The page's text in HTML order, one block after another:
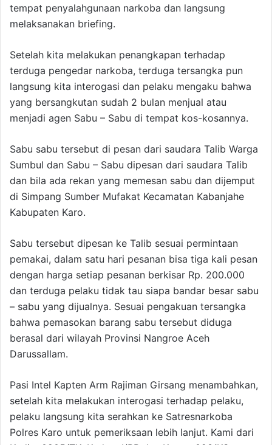
tempat penyalahgunaan narkoba dan langsung
melaksanakan briefing.
Setelah kita melakukan penangkapan terhadap
terduga pengedar narkoba, terduga tersangka pun
langsung kita interogasi dan pelaku mengaku bahwa
yang bersangkutan sudah 2 bulan menjual atau
menjadi agen Sabu – Sabu di tempat kos-kosannya.
Sabu sabu tersebut di pesan dari saudara Talib Warga
Sumbul dan Sabu – Sabu dipesan dari saudara Talib
dan bila ada rekan yang memesan sabu dan dijemput
di Simpang Sumber Mufakat Kecamatan Kabanjahe
Kabupaten Karo.
Sabu tersebut dipesan ke Talib sesuai permintaan
pemakai, dalam satu hari pesanan bisa tiga kali pesan
dengan harga setiap pesanan berkisar Rp. 200.000
dan terduga pelaku tidak tau siapa bandar besar sabu
– sabu yang dijualnya. Sesuai pengakuan tersangka
bahwa pemasokan barang sabu tersebut diduga
berasal dari wilayah Provinsi Nangroe Aceh
Darussallam.
Pasi Intel Kapten Arm Rajiman Girsang menambahkan,
setelah kita melakukan interogasi terhadap pelaku,
pelaku langsung kita serahkan ke Satresnarkoba
Polres Karo untuk pemeriksaan lebih lanjut. Kami dari